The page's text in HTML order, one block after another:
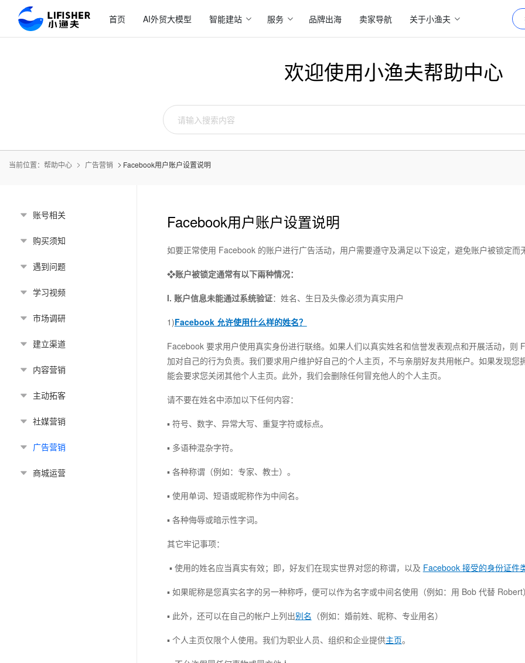
首页 AI外贸大模型 智能建站 服务 品牌出海 卖家导航 关于小渔夫
欢迎使用小渔夫帮助中心
当前位置： 帮助中心 广告营销 Facebook用户账户设置说明
账号相关
购买须知
遇到问题
学习视频
市场调研
建立渠道
内容营销
主动拓客
社媒营销
广告营销
商城运营
Facebook用户账户设置说明
如要正常使用 Facebook 的账户进行广告活动，用户需要遵守及满足以下设定，避免账户被锁定而
❖账户被锁定通常有以下兩种情况：
I. 账户信息未能通过系统验证：姓名、生日及头像必须为真实用户
1)Facebook 允许使用什么样的姓名？
Facebook 要求用户使用真实身份进行联络。如果人们以真实姓名和信誉发表观点和开展活动，则
加对自己的行为负责。我们要求用户维护好自己的个人主页，不与亲朋好友共用帐户。如果发现您
能会要求您关闭其他个人主页。此外，我们会删除任何冒充他人的个人主页。
请不要在姓名中添加以下任何内容：
▪ 符号、数字、异常大写、重复字符或标点。
▪ 多语种混杂字符。
▪ 各种称谓（例如：专家、教士）。
▪ 使用单词、短语或昵称作为中间名。
▪ 各种侮辱或暗示性字词。
其它牢记事项：
▪ 使用的姓名应当真实有效；即，好友们在现实世界对您的称谓，以及 Facebook 接受的身份证件
▪ 如果昵称是您真实名字的另一种称呼，便可以作为名字或中间名使用（例如：用 Bob 代替 Robert
▪ 此外，还可以在自己的帐户上列出别名 （例如：婚前姓、昵称、专业用名）
▪ 个人主页仅限个人使用。我们为职业人员、组织和企业提供主页。